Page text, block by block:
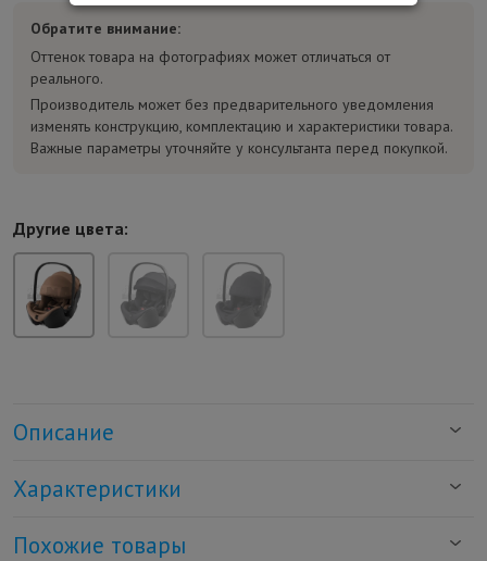
Обратите внимание:
Оттенок товара на фотографиях может отличаться от
реального.
Производитель может без предварительного уведомления
изменять конструкцию, комплектацию и характеристики товара.
Важные параметры уточняйте у консультанта перед покупкой.
Другие цвета:
Описание
Характеристики
Похожие товары